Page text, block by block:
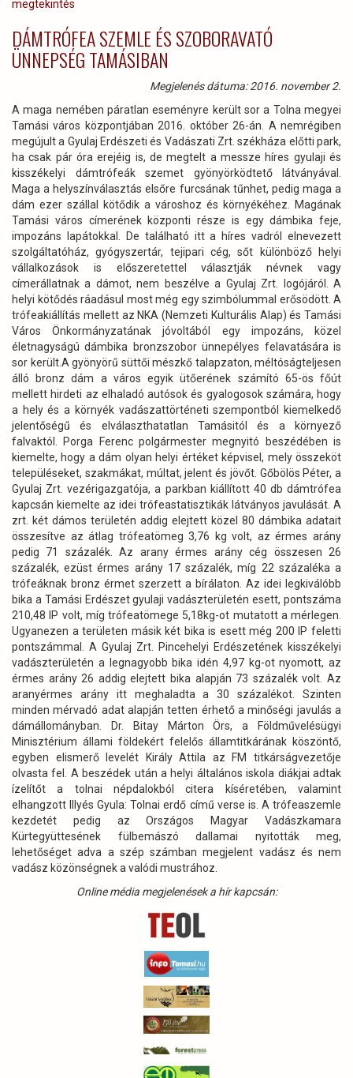
megtekintés
DÁMTRÓFEA SZEMLE ÉS SZOBORAVATÓ
ÜNNEPSÉG TAMÁSIBAN
Megjelenés dátuma: 2016. november 2.
A maga nemében páratlan eseményre került sor a Tolna megyei
Tamási város központjában 2016. október 26-án. A nemrégiben
megújult a Gyulaj Erdészeti és Vadászati Zrt. székháza előtti park,
ha csak pár óra erejéig is, de megtelt a messze híres gyulaji és
kisszékelyi dámtrófeák szemet gyönyörködtető látványával.
Maga a helyszínválasztás elsőre furcsának tűnhet, pedig maga a
dám ezer szállal kötődik a városhoz és környékéhez. Magának
Tamási város címerének központi része is egy dámbika feje,
impozáns lapátokkal. De található itt a híres vadról elnevezett
szolgáltatóház, gyógyszertár, tejipari cég, sőt különböző helyi
vállalkozások is előszeretettel választják névnek vagy
címerállatnak a dámot, nem beszélve a Gyulaj Zrt. logójáról. A
helyi kötődés ráadásul most még egy szimbólummal erősödött. A
trófeakiállítás mellett az NKA (Nemzeti Kulturális Alap) és Tamási
Város Önkormányzatának jóvoltából egy impozáns, közel
életnagyságú dámbika bronzszobor ünnepélyes felavatására is
sor került.A gyönyörű süttői mészkő talapzaton, méltóságteljesen
álló bronz dám a város egyik ütőerének számító 65-ös főút
mellett hirdeti az elhaladó autósok és gyalogosok számára, hogy
a hely és a környék vadászattörténeti szempontból kiemelkedő
jelentőségű és elválaszthatatlan Tamásitól és a környező
falvaktól. Porga Ferenc polgármester megnyitó beszédében is
kiemelte, hogy a dám olyan helyi értéket képvisel, mely összeköt
településeket, szakmákat, múltat, jelent és jövőt. Gőbölös Péter, a
Gyulaj Zrt. vezérigazgatója, a parkban kiállított 40 db dámtrófea
kapcsán kiemelte az idei trófeastatisztikák látványos javulását. A
zrt. két dámos területén addig elejtett közel 80 dámbika adatait
összesítve az átlag trófeatömeg 3,76 kg volt, az érmes arány
pedig 71 százalék. Az arany érmes arány cég összesen 26
százalék, ezüst érmes arány 17 százalék, míg 22 százaléka a
trófeáknak bronz érmet szerzett a bírálaton. Az idei legkiválóbb
bika a Tamási Erdészet gyulaji vadászterületén esett, pontszáma
210,48 IP volt, míg trófeatömege 5,18kg-ot mutatott a mérlegen.
Ugyanezen a területen másik két bika is esett még 200 IP feletti
pontszámmal. A Gyulaj Zrt. Pincehelyi Erdészetének kisszékelyi
vadászterületén a legnagyobb bika idén 4,97 kg-ot nyomott, az
érmes arány 26 addig elejtett bika alapján 73 százalék volt. Az
aranyérmes arány itt meghaladta a 30 százalékot. Szinten
minden mérvadó adat alapján tetten érhető a minőségi javulás a
dámállományban. Dr. Bitay Márton Örs, a Földművelésügyi
Minisztérium állami földekért felelős államtitkárának köszöntő,
egyben elismerő levelét Király Attila az FM titkárságvezetője
olvasta fel. A beszédek után a helyi általános iskola diákjai adtak
ízelítőt a tolnai népdalokból citera kíséretében, valamint
elhangzott Illyés Gyula: Tolnai erdő című verse is. A trófeaszemle
kezdetét pedig az Országos Magyar Vadászkamara
Kürtegyüttesének fülbemászó dallamai nyitották meg,
lehetőséget adva a szép számban megjelent vadász és nem
vadász közönségnek a valódi mustrához.
Online média megjelenések a hír kapcsán: